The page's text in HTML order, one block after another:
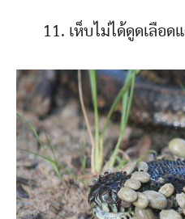
11. เห็บไม่ได้ดูดเลือ